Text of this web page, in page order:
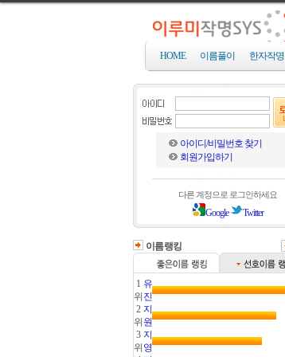
HOME 이름풀이 한자작명
아이디/비밀번호 찾기
회원가입하기
다른 계정으로 로그인하세요
Google Twitter
이름랭킹
1
위
유
진
2
위
지
원
3
위
지
영